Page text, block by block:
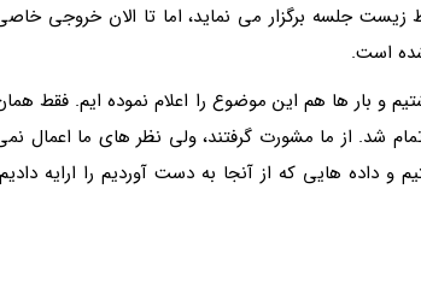
جلسه برگزار می نماید، اما تا الان خروجی
شده است.
و بار ها هم این موضوع را اعلام نموده ایم. فقط
شد. از ما مشورت گرفتند، ولی نظر های ما اعمال
و داده هایی که از آنجا به دست آوردیم را ارایه